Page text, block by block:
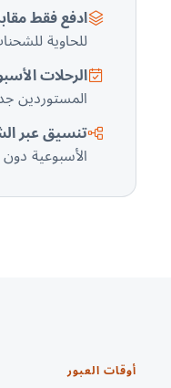
ادفع فقط
للحاوية للشحنات
الرحلات
المستوردين
تنسيق عبر
الأسبوعية
أوقات العبور